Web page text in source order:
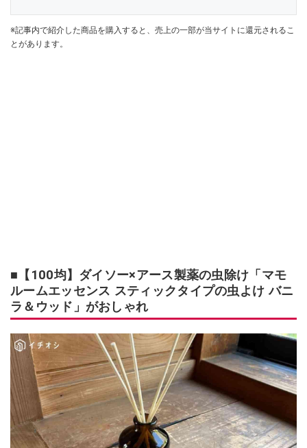
※記事内で紹介した商品を購入すると、売上の一部が当サイトに還元されるこ
とがあります。
■【100均】ダイソー×アース製薬の虫除け「マモ
ルームエッセンス スティックタイプの虫よけ バニ
ラ＆ウッド」がおしゃれ